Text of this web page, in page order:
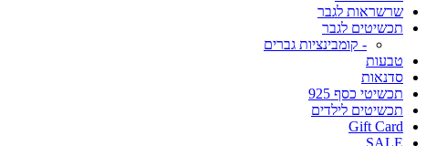
שרשראות לגבר
תכשיטים לגבר
- קומבינציות גברים
טבעות
סדנאות
תכשיטי כסף 925
תכשיטים לילדים
Gift Card
SALE